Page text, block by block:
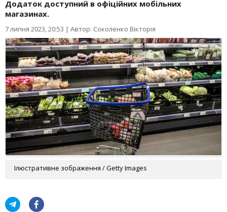
Додаток доступний в офіційних мобільних
магазинах.
7 липня 2023, 20:53 | Автор: Соколенко Вікторія
Ілюстративне зображення / Getty Images